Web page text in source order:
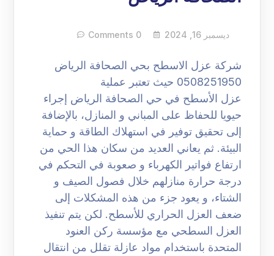
ديسمبر 16, 2024 0 Comments
شركة عزل الاسطح بحي الصحافة الرياض
0508251950 حيث تعتبر عملية
عزل الأسطح في حي الصحافة الرياض إجراء
حيويا للحفاظ على المباني و المنازل، بالإضافة
إلى تحقيق توفير في استهلاك الطاقة و حماية
البيئة. ثم يعاني العديد من سكان هذا الحي من
ارتفاع فواتير الكهرباء و صعوبة في التحكم في
درجة حرارة منازلهم خلال فصول الصيف و
الشتاء، و يعود جزء من هذه المشكلات إلى
ضعف العزل الحراري للأسطح. لكن يتم تنفيذ
العزل السطحي مع مؤسسة ركن العنود
المتحدة باستخدام مواد عازلة تقلل من انتقال